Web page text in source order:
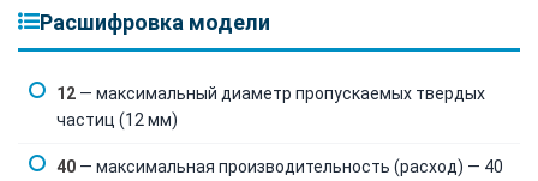
Расшифровка модели
12 — максимальный диаметр пропускаемых твердых
частиц (12 мм)
40 — максимальная производительность (расход) — 40